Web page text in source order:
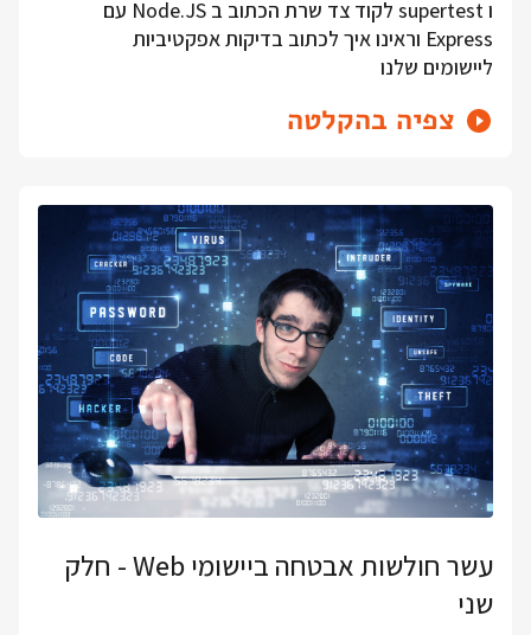
ו supertest לקוד צד שרת הכתוב ב Node.JS עם
Express וראינו איך לכתוב בדיקות אפקטיביות
ליישומים שלנו
צפיה בהקלטה
עשר חולשות אבטחה ביישומי Web - חלק
שני